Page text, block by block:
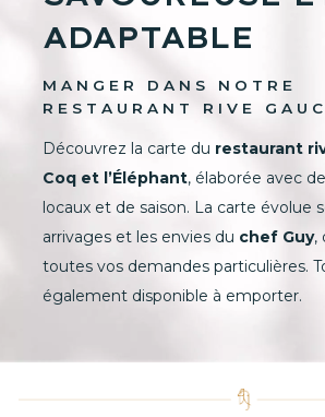
ADAPTABLE
MANGER DANS NOTRE
RESTAURANT RIVE
Découvrez la carte du restaurant
Coq et l’Éléphant, élaborée avec
locaux et de saison. La carte évolue
arrivages et les envies du chef Guy,
toutes vos demandes particulières.
également disponible à emporter.